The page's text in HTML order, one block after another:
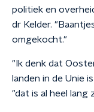
politiek en
dr Kelder.
omgekocht."
"Ik denk dat
landen in de Unie
"dat is al heel lang